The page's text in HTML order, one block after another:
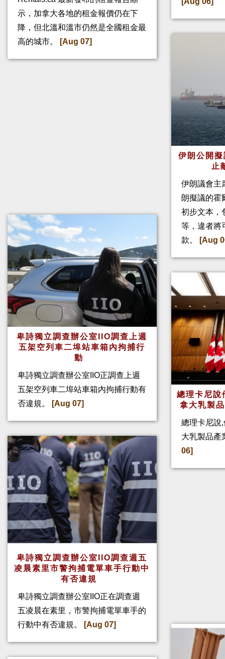
示，加拿大各地的租金報價仍在下
降，但北溫和溫市仍然是全國租金最
高的城市。
[Aug 07]
卑詩獨立調查辦公室IIO調查上週
五架空列車二埠站車箱內拘捕行
動
卑詩獨立調查辦公室IIO正調查上週
五架空列車二埠站車箱內拘捕行動有
否違規。
[Aug 07]
卑詩獨立調查辦公室IIO調查週五
凌晨素里市警拘捕電單車手行動中
有否違規
卑詩獨立調查辦公室IIO正在調查週
五凌晨在素里，市警拘捕電單車手的
行動中有否違規。
[Aug 07]
伊朗公開
止
伊朗議會主
朗擬議的霍
初步文本，
等，違者將
款。
[Aug
總理卡尼
拿大乳製
總理卡尼說
大乳製品產
06]